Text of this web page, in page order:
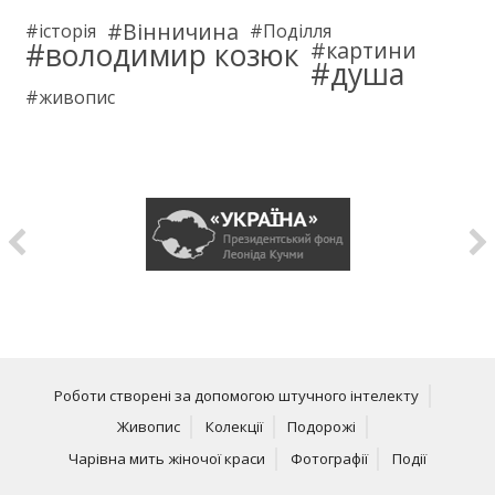
історія Вінничина Поділля
володимир козюк картини
душа
живопис
Роботи створені за допомогою штучного інтелекту
Живопис
Колекції
Подорожі
Чарівна мить жіночої краси
Фотографії Події